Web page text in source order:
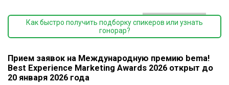
Как быстро получить подборку спикеров или узнать
гонорар?
Прием заявок на Международную премию bema!
Best Experience Marketing Awards 2026 открыт до
20 января 2026 года